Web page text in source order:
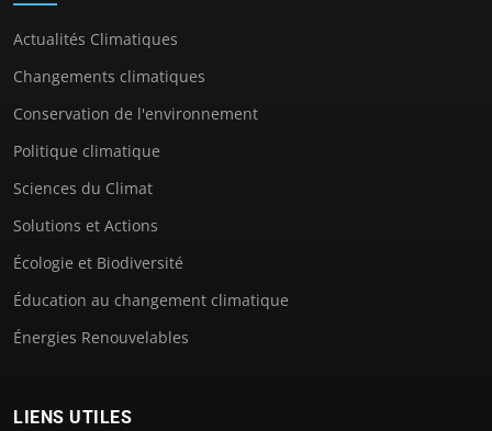
Actualités Climatiques
Changements climatiques
Conservation de l'environnement
Politique climatique
Sciences du Climat
Solutions et Actions
Écologie et Biodiversité
Éducation au changement climatique
Énergies Renouvelables
LIENS UTILES